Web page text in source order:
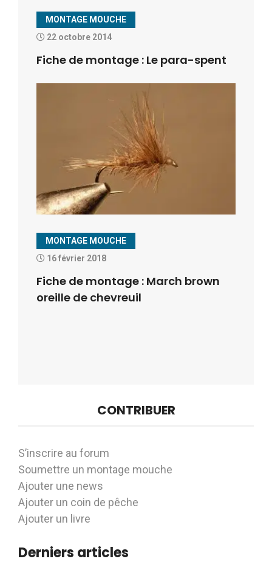
MONTAGE MOUCHE
22 octobre 2014
Fiche de montage : Le para-spent
MONTAGE MOUCHE
16 février 2018
Fiche de montage : March brown
oreille de chevreuil
CONTRIBUER
S’inscrire au forum
Soumettre un montage mouche
Ajouter une news
Ajouter un coin de pêche
Ajouter un livre
Derniers articles